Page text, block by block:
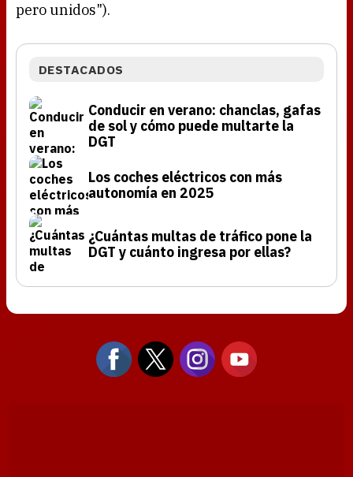
pero unidos").
DESTACADOS
Conducir en verano: chanclas, gafas
de sol y cómo puede multarte la
DGT
Los coches eléctricos con más
autonomía en 2025
¿Cuántas multas de tráfico pone la
DGT y cuánto ingresa por ellas?